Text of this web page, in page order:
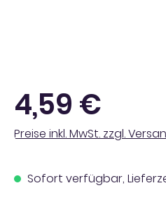
Regulärer Preis:
4,59 €
Preise inkl. MwSt. zzgl.
Sofort verfügbar,